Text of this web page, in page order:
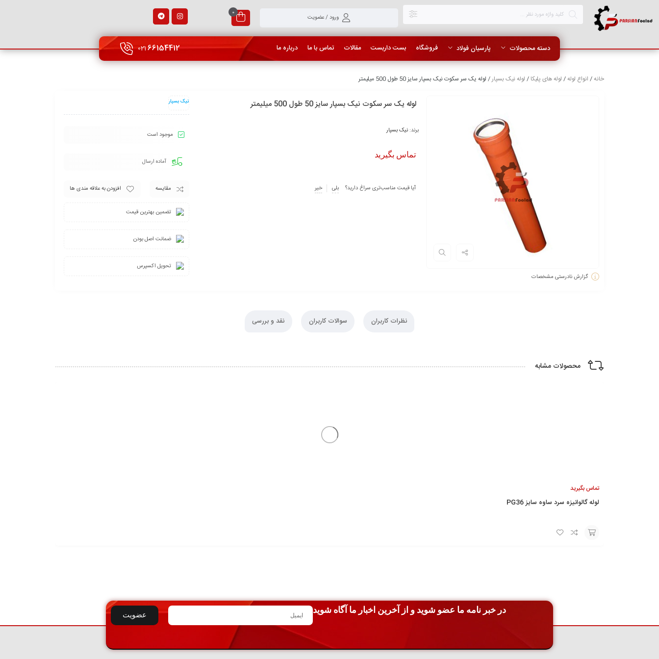
ورود / عضویت
0
دسته محصولات پارسیان فولاد فروشگاه بست داربست مقالات تماس با ما درباره ما 66154412
021
خانه/ انواع لوله/ لوله های پلیکا / لوله نیک بسپار / لوله یک سر سکوت نیک بسپار سایز 50 طول 500 میلیمتر
گزارش نادرستی مشخصات
لوله یک سر سکوت نیک بسپار سایز 50 طول 500 میلیمتر
برند:نیک بسپار
تماس بگیرید
آیا قیمت مناسب‌تری سراغ دارید؟ بلی خیر
نیک بسپار
موجود است
آماده ارسال
مقایسه افزودن به علاقه مندی ها
تضمین بهترین قیمت
ضمانت اصل بودن
تحویل اکسپرس
نظرات کاربران سوالات کاربران نقد و بررسی
محصولات مشابه
تماس بگیرید
لوله گالوانیزه سرد ساوه سایز PG36
عضویت
در خبر نامه ما عضو شوید و از آخرین اخبار ما آگاه شوید